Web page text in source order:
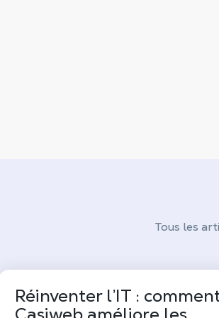
Tous les
Réinventer l’IT :